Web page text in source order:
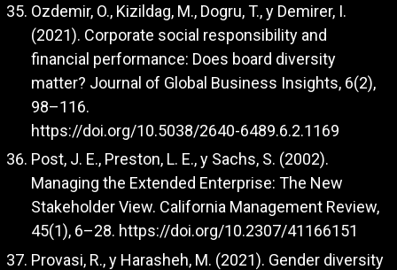
Ozdemir, O., Kizildag, M., Dogru, T., y Demirer, I.
(2021). Corporate social responsibility and
financial performance: Does board diversity
matter? Journal of Global Business Insights, 6(2),
98–116.
https://doi.org/10.5038/2640-6489.6.2.1169
Post, J. E., Preston, L. E., y Sachs, S. (2002).
Managing the Extended Enterprise: The New
Stakeholder View. California Management Review,
45(1), 6–28. https://doi.org/10.2307/41166151
Provasi, R., y Harasheh, M. (2021). Gender diversity